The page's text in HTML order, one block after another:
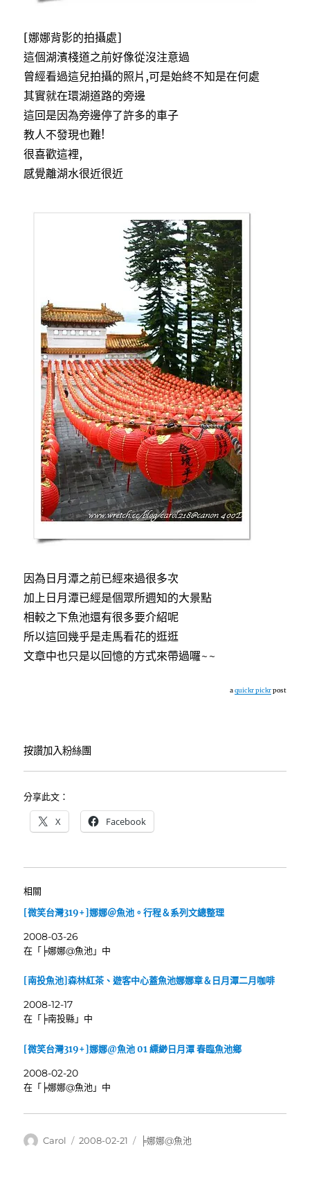
[娜娜背影的拍攝處]
這個湖濱棧道之前好像從沒注意過
曾經看過這兒拍攝的照片,可是始終不知是在何處
其實就在環湖道路的旁邊
這回是因為旁邊停了許多的車子
教人不發現也難!
很喜歡這裡,
感覺離湖水很近很近
因為日月潭之前已經來過很多次
加上日月潭已經是個眾所週知的大景點
相較之下魚池還有很多要介紹呢
所以這回幾乎是走馬看花的逛逛
文章中也只是以回憶的方式來帶過囉~~
aquickr pickrpost
按讚加入粉絲團
分享此文：
X Facebook
相關
[微笑台灣319+]娜娜＠魚池。行程＆系列文總整理
2008-03-26
在「╞娜娜@魚池」中
[南投魚池]森林紅茶、遊客中心蓋魚池娜娜章＆日月潭二月咖啡
2008-12-17
在「╞南投縣」中
[微笑台灣319+]娜娜@魚池 01 縹緲日月潭 春臨魚池鄉
2008-02-20
在「╞娜娜@魚池」中
作
Carol
發
2008-02-21
分
╞娜娜@魚池